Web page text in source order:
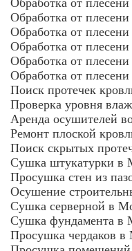
Обработка от
Обработка от
Обработка от
Обработка от
Обработка от
Обработка от
Поиск протечек
Проверка уровня
Аренда осушителей
Ремонт плоской
Поиск скрытых
Сушка штукатурки в
Просушка стен из
Осушение
Сушка серверной в
Сушка фундамента в
Просушка чердаков в